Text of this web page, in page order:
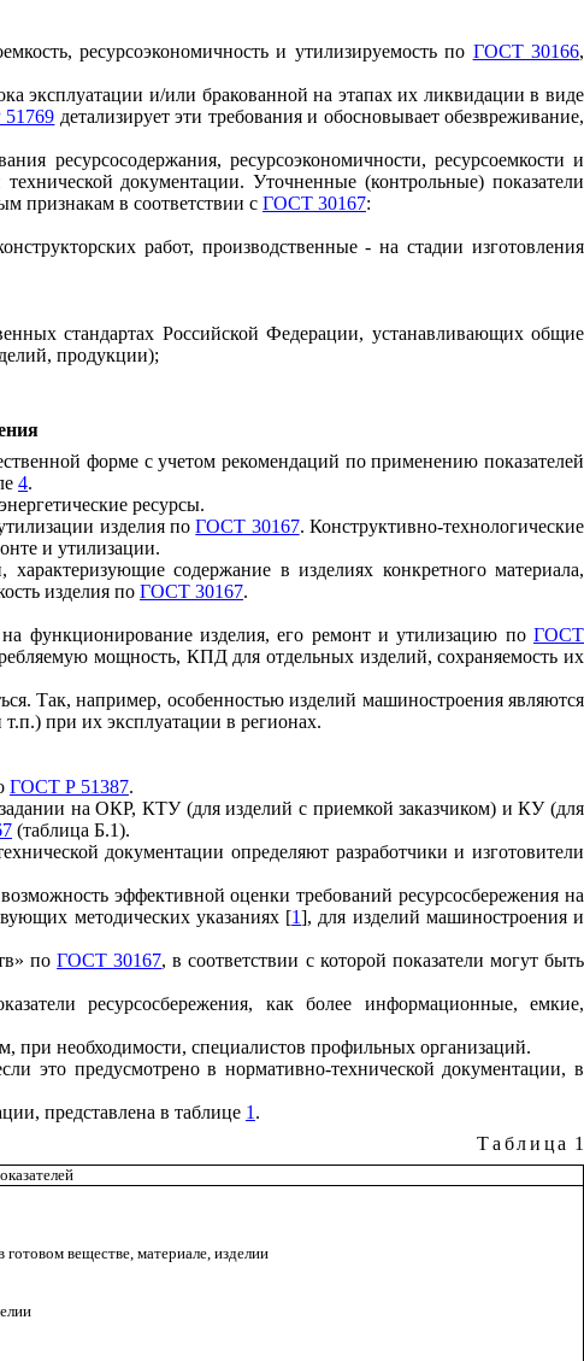
ресурсоэкономичность и утилизируемость по ГОСТ 30166,
эксплуатации и/или бракованной на этапах их ликвидации в виде
детализирует эти требования и обосновывает обезвреживание,
ресурсосодержания, ресурсоэкономичности, ресурсоемкости и
документации. Уточненные (контрольные) показатели
признакам в соответствии с ГОСТ 30167:
работ, производственные - на стадии изготовления
стандартах Российской Федерации, устанавливающих общие
продукции);
форме с учетом рекомендаций по применению показателей
4.
ресурсы.
изделия поГОСТ 30167. Конструктивно-технологические
и утилизации.
содержание в изделиях конкретного материала,
изделия по ГОСТ 30167.
на функционирование изделия, его ремонт и утилизацию по ГОСТ
мощность, КПД для отдельных изделий, сохраняемость их
Так, например, особенностью изделий машиностроения являются
при их эксплуатации в регионах.
ГОСТ Р 51387.
задании на ОКР, КТУ (для изделий с приемкой заказчиком) и КУ (для
(таблица Б.1).
документации определяют разработчики и изготовители
эффективной оценки требований ресурсосбережения на
методических указаниях [1], для изделий машиностроения и
поГОСТ 30167, в соответствии с которой показатели могут быть
ресурсосбережения, как более информационные, емкие,
при необходимости, специалистов профильных организаций.
это предусмотрено в нормативно-технической документации, в
представлена в таблице 1 .
Таблица 1
веществе, материале, изделии